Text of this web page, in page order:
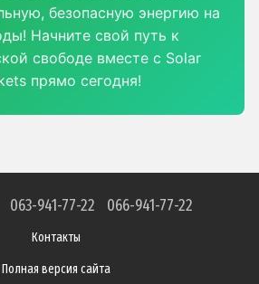
безопасную энергию на
Начните свой путь к
свободе вместе с Solar
прямо сегодня!
063-941-77-22 066-941-77-22
Контакты
Полная версия сайта